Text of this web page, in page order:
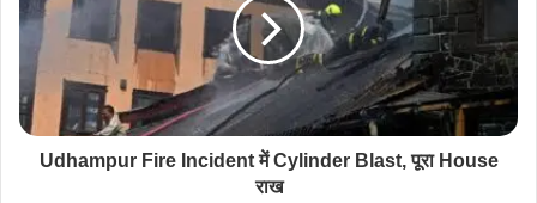
Udhampur Fire Incident में Cylinder Blast, पूरा House
राख